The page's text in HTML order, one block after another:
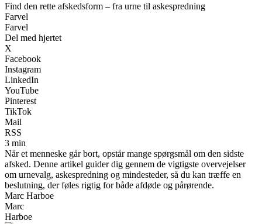
Find den rette afskedsform – fra urne til askespredning
Farvel
Farvel
Del med hjertet
X
Facebook
Instagram
LinkedIn
YouTube
Pinterest
TikTok
Mail
RSS
3 min
Når et menneske går bort, opstår mange spørgsmål om den sidste
afsked. Denne artikel guider dig gennem de vigtigste overvejelser
om urnevalg, askespredning og mindesteder, så du kan træffe en
beslutning, der føles rigtig for både afdøde og pårørende.
Marc Harboe
Marc
Harboe